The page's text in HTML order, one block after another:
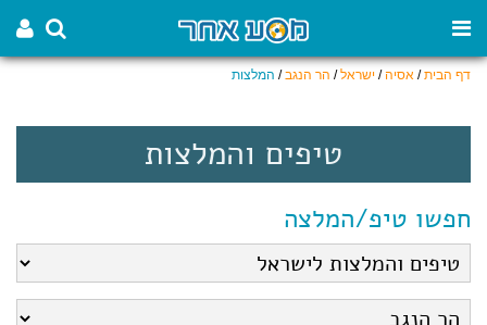
דף הבית/ אסיה/ ישראל/ הר הנגב/ המלצות
טיפים והמלצות
חפשו טיפ/המלצה